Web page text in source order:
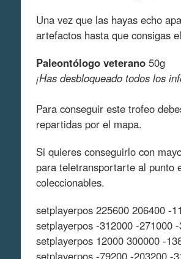
Una vez que las hayas echo
artefactos hasta que consigas
Paleontólogo veterano 50g
¡Has desbloqueado todos los
Para conseguir este trofeo
repartidas por el mapa.
Si quieres conseguirlo con
para teletransportarte al punto
coleccionables.
setplayerpos 225600 206400 -
setplayerpos -312000 -271000
setplayerpos 12000 300000 -
setplayerpos -79200 -203200 -